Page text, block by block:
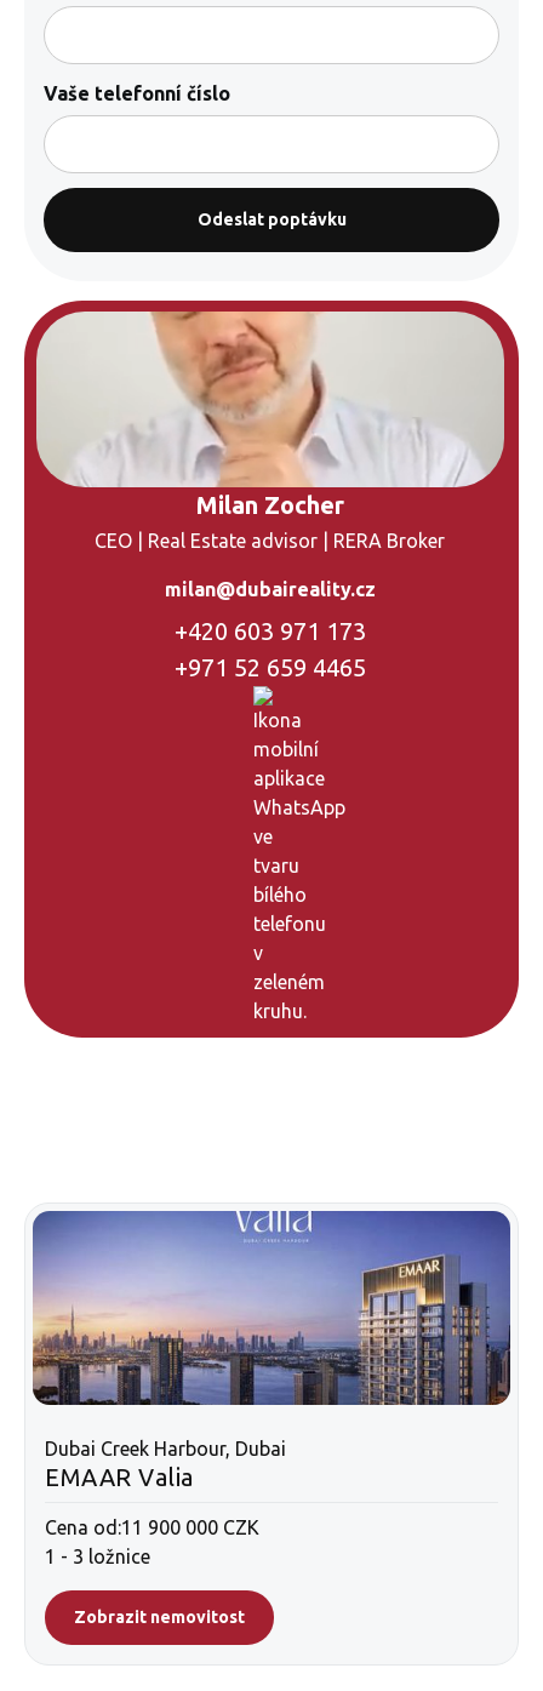
Vaše telefonní číslo
Milan Zocher
CEO | Real Estate advisor | RERA Broker
milan@dubaireality.cz
+420 603 971 173
+971 52 659 4465
Dubai Creek Harbour, Dubai
EMAAR Valia
Cena od:11 900 000 CZK
1 - 3 ložnice
Zobrazit nemovitost